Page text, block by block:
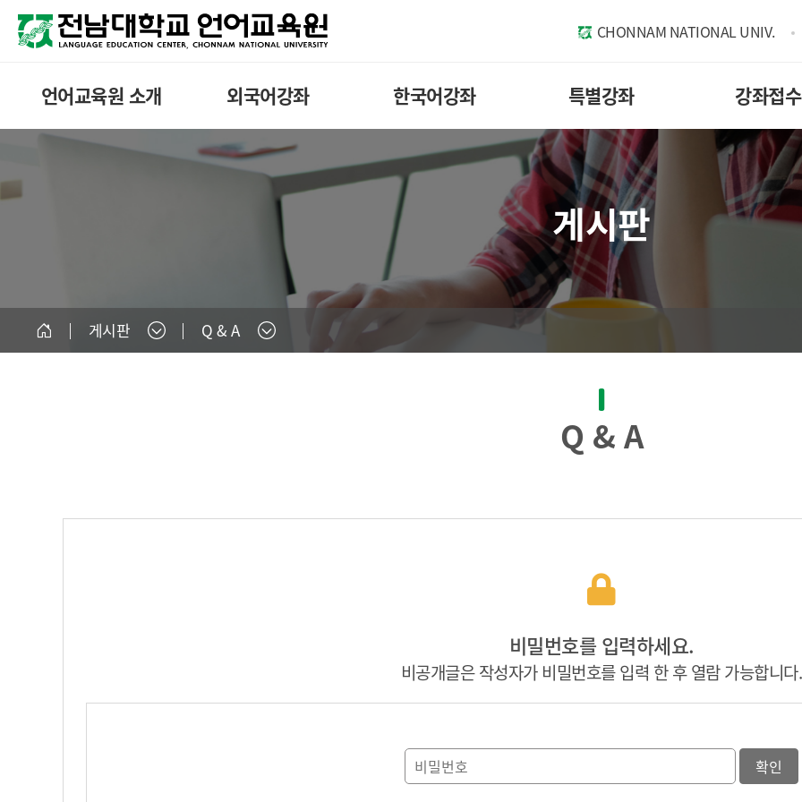
CHONNAM NATIONAL UNIV.
언어교육원 소개 외국어강좌 한국어강좌 특별강좌 강좌접수
게시판 Q & A
게시판
Q & A
비밀번호를 입력하세요.
비공개글은 작성자가 비밀번호를 입력 한 후 열람 가능합니다.